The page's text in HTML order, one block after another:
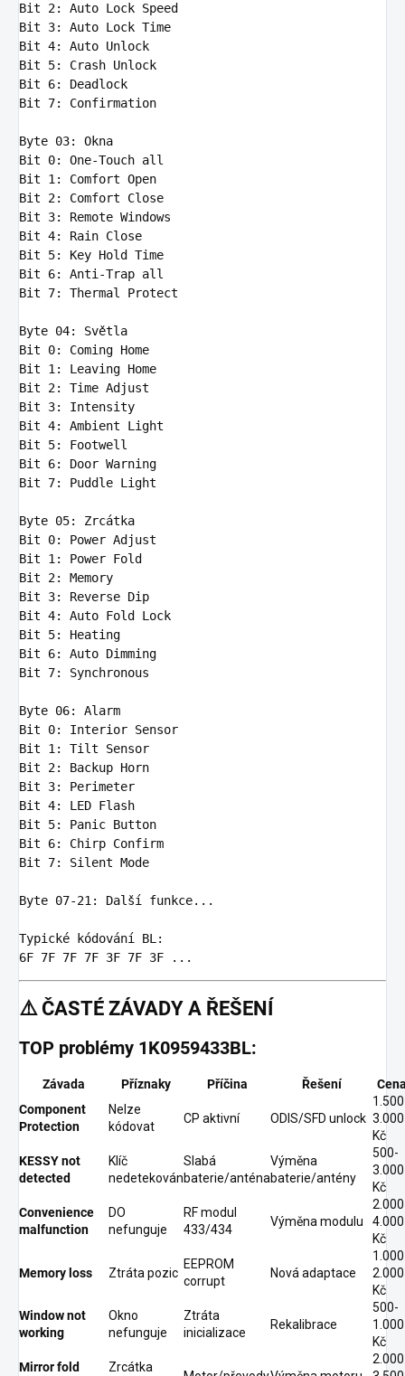
Bit
2
Bit
3
Bit 4
Bit
5
Bit
6
Bit
7: Confirmation
Byte 03
Bit
0: One-Touch all
Bit
1
Bit
2
Bit
3
Bit 4
Bit
5
Bit
6: Anti-Trap all
Bit
7: Thermal Protect
Byte 04
Bit
0
Bit
1
Bit
2
Bit
3
Bit 4
Bit
5
Bit
6
Bit
7: Puddle Light
Byte 05
Bit
0
Bit
1
Bit
2
Bit
3
Bit 4
Bit
5
Bit
6
Bit
7: Synchronous
Byte 06
Bit
0
Bit
1
Bit
2
Bit
3
Bit 4
Bit
5
Bit
6
Bit
7: Silent Mode
Byte 07-21 : Další funkce...
Typick
6F 7F 7F 7F 3F 7F 3
⚠️ ČASTÉ ZÁVADY A ŘEŠENÍ
TOP problémy 1K0959433BL:
Závada Příznaky Příčina Řešení
Component
Protection
Nelze
kódovat
CP aktivní ODIS/SFD unlock 3.000
Kč
KESSY not
detected
Klíč
nedetekován
Slabá
baterie/anténa
Výměna
baterie/antény
500-
3.000
Kč
Convenience
malfunction
DO
nefunguje
RF modul
433/434
Výměna modulu
4.000
Kč
Memory loss Ztráta pozic
EEPROM
corrupt
Nová adaptace
2.000
Kč
Window not
working
Okno
nefunguje
Ztráta
inicializace
Rekalibrace
500-
1.000
Kč
Mirror fold
Zrcátka